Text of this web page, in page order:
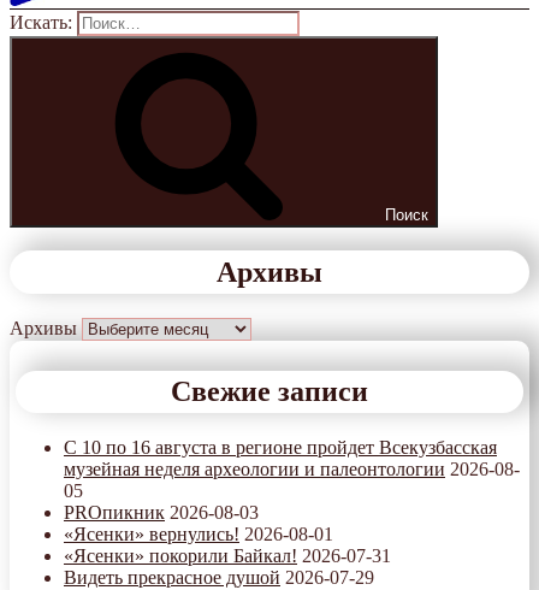
Искать:
Поиск
Архивы
Архивы
Свежие записи
С 10 по 16 августа в регионе пройдет Всекузбасская
музейная неделя археологии и палеонтологии 2026-08-
05
PROпикник 2026-08-03
«Ясенки» вернулись! 2026-08-01
«Ясенки» покорили Байкал! 2026-07-31
Видеть прекрасное душой 2026-07-29